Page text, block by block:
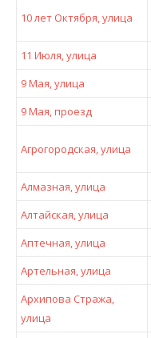
10 лет Октября, улица
11 Июля, улица
9 Мая, улица
9 Мая, проезд
Агрогородская, улица
Алмазная, улица
Алтайская, улица
Аптечная, улица
Артельная, улица
Архипова Стража,
улица